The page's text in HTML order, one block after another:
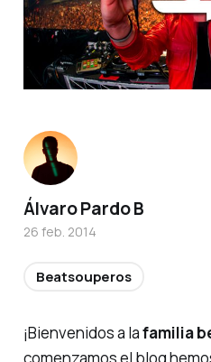
¡Bienvenidos a lafamilia
Álvaro Pardo B
26 feb. 2014
Beatsouperos